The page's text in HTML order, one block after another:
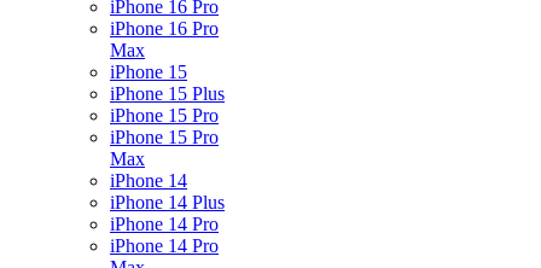
iPhone 16 Pro
iPhone 16 Pro
Max
iPhone 15
iPhone 15 Plus
iPhone 15 Pro
iPhone 15 Pro
Max
iPhone 14
iPhone 14 Plus
iPhone 14 Pro
iPhone 14 Pro